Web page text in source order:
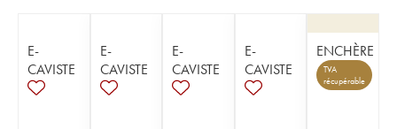
E-
CAVISTE
E-
CAVISTE
E-
CAVISTE
E-
CAVISTE
ENCHÈRE
TVA
récupérable